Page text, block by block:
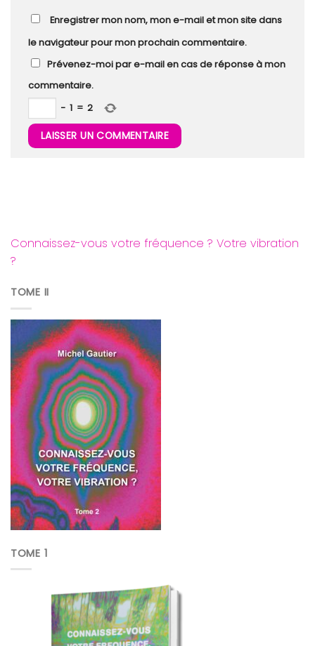
Connaissez-vous votre fréquence ? Votre vibration
?
TOME II
TOME 1
Enregistrer mon nom, mon e-mail et mon site dans
le navigateur pour mon prochain commentaire.
Prévenez-moi par e-mail en cas de réponse à mon
commentaire.
− 1 = 2